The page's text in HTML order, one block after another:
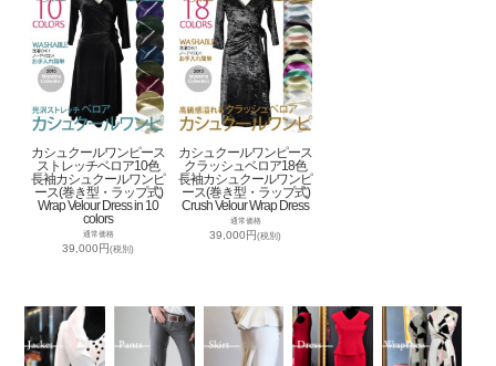
カシュクールワンピース
ストレッチベロア10色
長袖カシュクールワンピ
ース(巻き型・ラップ式)
Wrap Velour Dress in 10
colors
通常価格
39,000円(税別)
カシュクールワンピース
クラッシュベロア18色
長袖カシュクールワンピ
ース(巻き型・ラップ式)
Crush Velour Wrap Dress
通常価格
39,000円(税別)